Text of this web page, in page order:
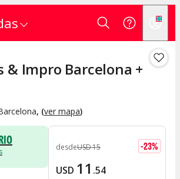
& Impro Barcelona +
, (ver mapa)
desdeUSD15 -23%
USD 11 .54